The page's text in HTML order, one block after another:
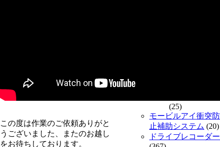
この度は作業のご依頼ありがと
うございました、またのお越し
をお待ちしております。
(25)
モービルアイ衝突防
止補助システム (20)
ドライブレコーダー